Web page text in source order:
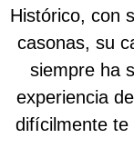
Histórico, con
casonas, su
siempre ha
experiencia
difícilmente te